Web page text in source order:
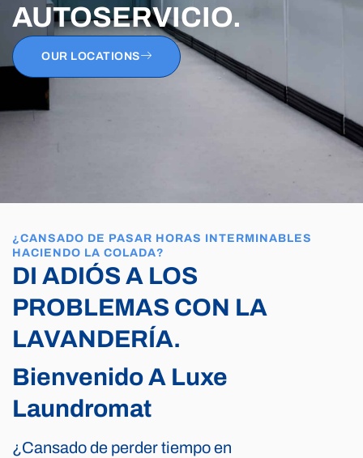
AUTOSERVICIO.
OUR LOCATIONS
¿CANSADO DE PASAR HORAS INTERMINABLES
HACIENDO LA COLADA?
DI ADIÓS A LOS
PROBLEMAS CON LA
LAVANDERÍA.
Bienvenido A Luxe
Laundromat
¿Cansado de perder tiempo en